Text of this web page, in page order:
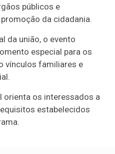
públicos e
da cidadania.
da união, o evento
especial para os
vínculos familiares e
orienta os interessados a
estabelecidos